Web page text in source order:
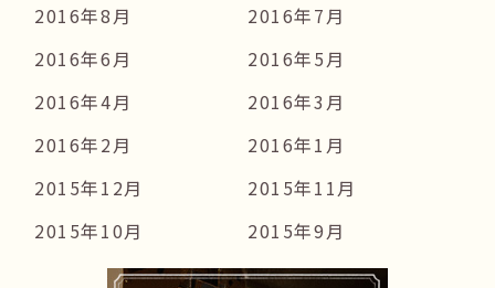
2016年8月
2016年7月
2016年6月
2016年5月
2016年4月
2016年3月
2016年2月
2016年1月
2015年12月
2015年11月
2015年10月
2015年9月